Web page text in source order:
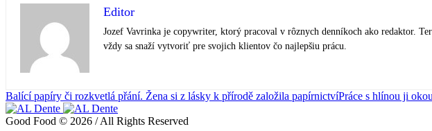
Editor
Jozef Vavrinka je copywriter, ktorý pracoval v rôznych denníkoch ako redaktor.
vždy sa snaží vytvoriť pre svojich klientov čo najlepšiu prácu.
Balící papíry či rozkvetlá přání. Žena si z lásky k přírodě založila papírnictvíPráce s hlínou ji
Good Food © 2026 / All Rights Reserved